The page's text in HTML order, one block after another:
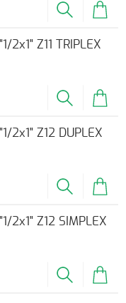
2x1" Z11 TRIPLEX
2x1" Z12 DUPLEX
2x1" Z12 SIMPLEX